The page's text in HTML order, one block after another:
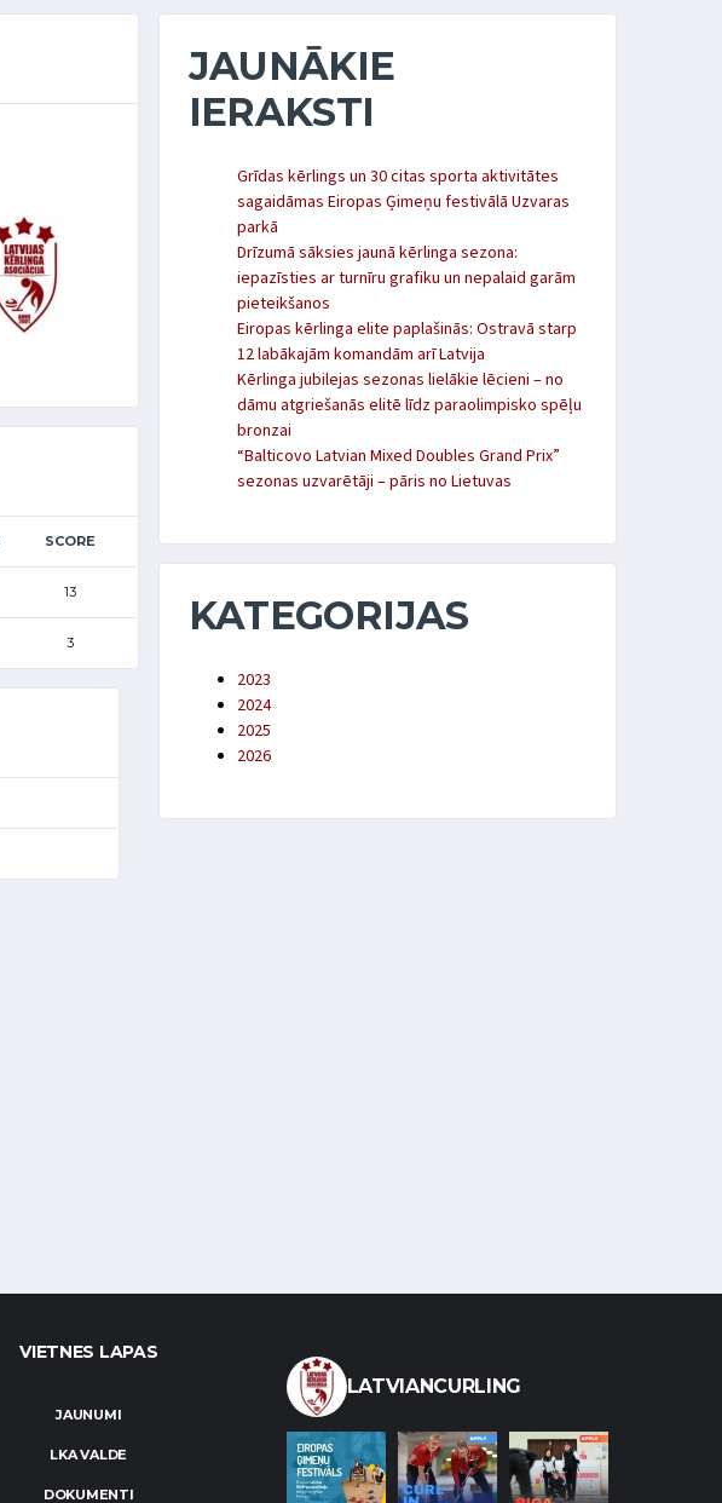
SCORE
13
3
JAUNĀKIE
IERAKSTI
Grīdas kērlings un 30 citas sporta aktivitātes
sagaidāmas Eiropas Ģimeņu festivālā Uzvaras
parkā
Drīzumā sāksies jaunā kērlinga sezona:
iepazīsties ar turnīru grafiku un nepalaid garām
pieteikšanos
Eiropas kērlinga elite paplašinās: Ostravā starp
12 labākajām komandām arī Latvija
Kērlinga jubilejas sezonas lielākie lēcieni – no
dāmu atgriešanās elitē līdz paraolimpisko spēļu
bronzai
“Balticovo Latvian Mixed Doubles Grand Prix”
sezonas uzvarētāji – pāris no Lietuvas
KATEGORIJAS
2023
2024
2025
2026
VIETNES LAPAS
JAUNUMI
LKA VALDE
DOKUMENTI
LATVIANCURLING